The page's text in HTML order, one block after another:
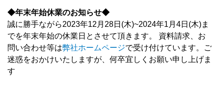
◆年末年始休業のお知らせ◆
誠に勝手ながら2023年12月28日(木)~2024年1月4日(木)ま
でを年末年始の休業日とさせて頂きます。 資料請求、お
問い合わせ等は弊社ホームページで受け付けています。ご
迷惑をおかけいたしますが、何卒宜しくお願い申し上げま
す